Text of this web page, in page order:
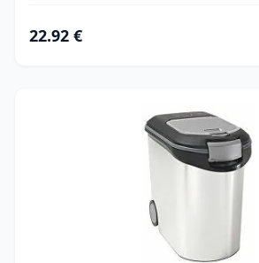
22.92 €